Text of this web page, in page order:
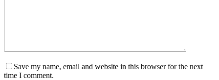
Save my name, email and website in this browser for the next
time I comment.